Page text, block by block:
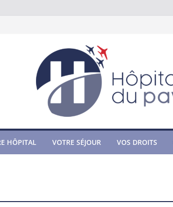
HÔPITAL VOTRE SÉJOUR VOS DROITS